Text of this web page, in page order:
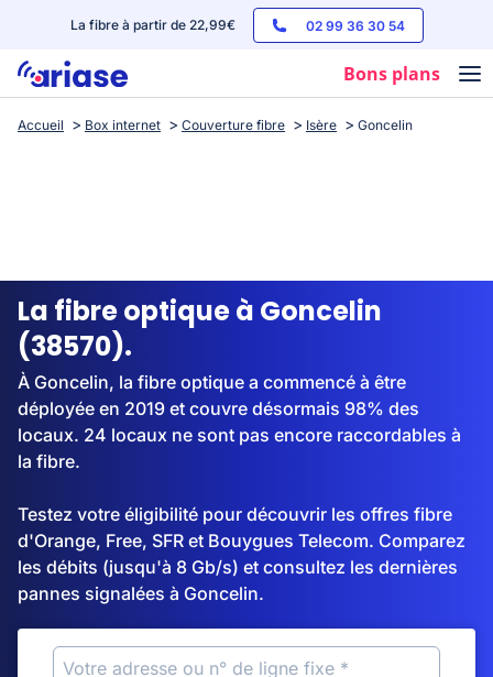
La fibre à partir de 22,99€ 02 99 36 30 54
Bons plans
Box internet
Streaming
Accueil Box internet Couverture fibre Isère Goncelin
La fibre optique à Goncelin
(38570).
À Goncelin, la fibre optique a commencé à être
déployée en 2019 et couvre désormais 98% des
locaux. 24 locaux ne sont pas encore raccordables à
la fibre.
Testez votre éligibilité pour découvrir les offres fibre
d'Orange, Free, SFR et Bouygues Telecom. Comparez
les débits (jusqu'à 8 Gb/s) et consultez les dernières
pannes signalées à Goncelin.